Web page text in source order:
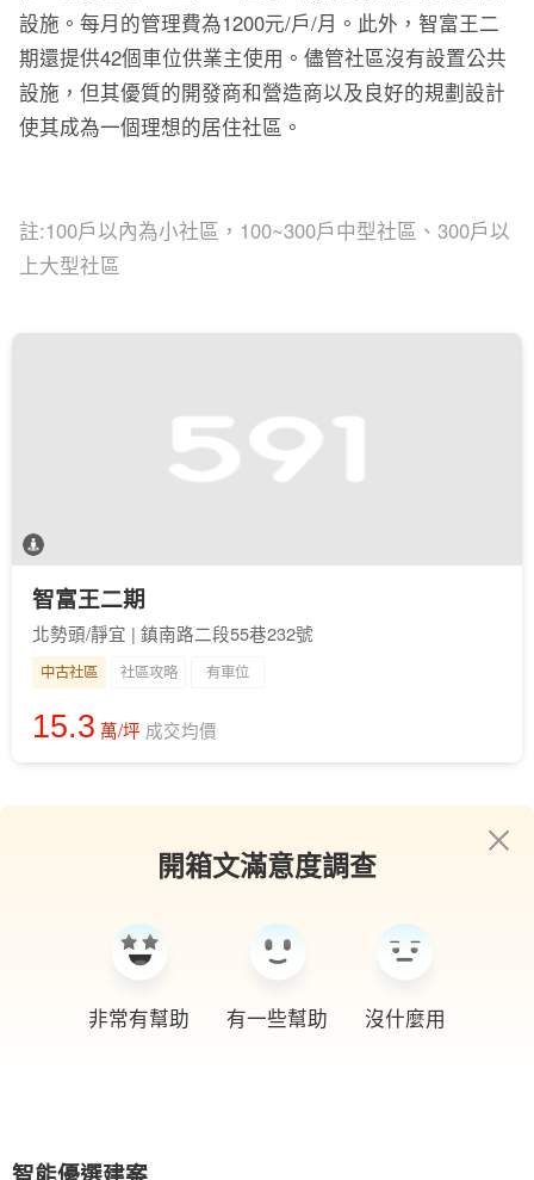
設施。每月的管理費為1200元/戶/月。此外，智富王二
期還提供42個車位供業主使用。儘管社區沒有設置公共
設施，但其優質的開發商和營造商以及良好的規劃設計
使其成為一個理想的居住社區。
註:100戶以內為小社區，100~300戶中型社區、300戶以
上大型社區
智富王二期
北勢頭/靜宜 | 鎮南路二段55巷232號
中古社區 社區攻略 有車位
15.3 萬/坪 成交均價
開箱文滿意度調查
非常有幫助 有一些幫助 沒什麼用